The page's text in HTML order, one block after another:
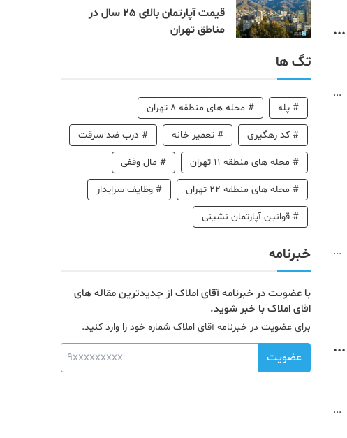
قیمت آپارتمان بالای 25 سال در
مناطق تهران
تگ ها
# پله # محله های منطقه 8 تهران
# کد رهگیری # تعمیر خانه # درب ضد سرقت
# محله های منطقه 11 تهران # مال وقفی
# محله های منطقه 22 تهران # وظایف سرایدار
# قوانین آپارتمان نشینی
خبرنامه
با عضویت در خبرنامه آقای املاک از جدیدترین مقاله های
اقای املاک با خبر شوید.
برای عضویت در خبرنامه آقای املاک شماره خود را وارد کنید.
عضویت